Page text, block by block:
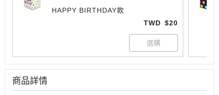
HAPPY BIRTHDAY款
TWD $20
商品詳情